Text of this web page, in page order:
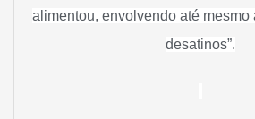
alimentou, envolvendo até mesmo
desatinos”.